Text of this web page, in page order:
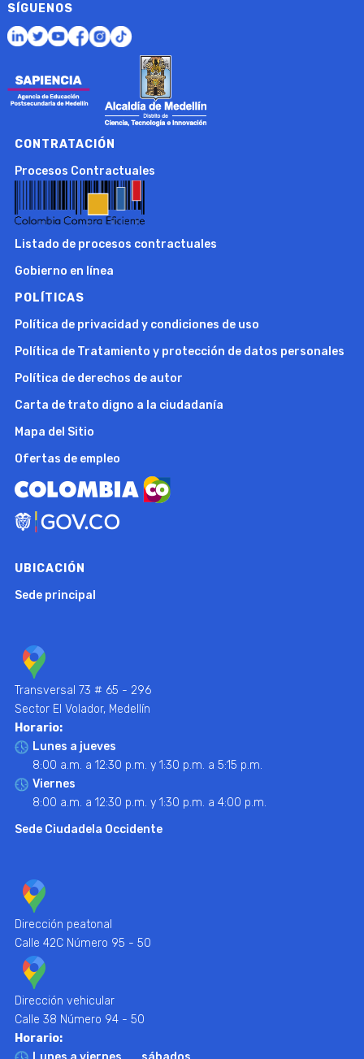
SÍGUENOS
CONTRATACIÓN
Procesos Contractuales
Listado de procesos contractuales
Gobierno en línea
POLÍTICAS
Política de privacidad y condiciones de uso
Política de Tratamiento y protección de datos personales
Política de derechos de autor
Carta de trato digno a la ciudadanía
Mapa del Sitio
Ofertas de empleo
UBICACIÓN
Sede principal
Transversal 73 # 65 - 296
Sector El Volador, Medellín
Horario:
Lunes a jueves
8:00 a.m. a 12:30 p.m. y 1:30 p.m. a 5:15 p.m.
Viernes
8:00 a.m. a 12:30 p.m. y 1:30 p.m. a 4:00 p.m.
Sede Ciudadela Occidente
Dirección peatonal
Calle 42C Número 95 - 50
Dirección vehicular
Calle 38 Número 94 - 50
Horario: